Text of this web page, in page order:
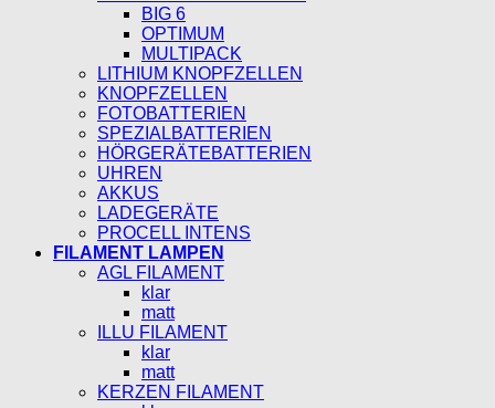
BIG 6
OPTIMUM
MULTIPACK
LITHIUM KNOPFZELLEN
KNOPFZELLEN
FOTOBATTERIEN
SPEZIALBATTERIEN
HÖRGERÄTEBATTERIEN
UHREN
AKKUS
LADEGERÄTE
PROCELL INTENS
FILAMENT LAMPEN
AGL FILAMENT
klar
matt
ILLU FILAMENT
klar
matt
KERZEN FILAMENT